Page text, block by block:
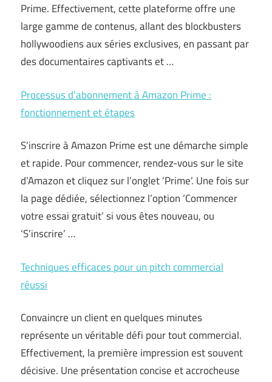
Prime. Effectivement, cette plateforme offre une
large gamme de contenus, allant des blockbusters
hollywoodiens aux séries exclusives, en passant par
des documentaires captivants et …
Processus d’abonnement à Amazon Prime :
fonctionnement et étapes
S’inscrire à Amazon Prime est une démarche simple
et rapide. Pour commencer, rendez-vous sur le site
d’Amazon et cliquez sur l’onglet ‘Prime’. Une fois sur
la page dédiée, sélectionnez l’option ‘Commencer
votre essai gratuit’ si vous êtes nouveau, ou
‘S’inscrire’ …
Techniques efficaces pour un pitch commercial
réussi
Convaincre un client en quelques minutes
représente un véritable défi pour tout commercial.
Effectivement, la première impression est souvent
décisive. Une présentation concise et accrocheuse